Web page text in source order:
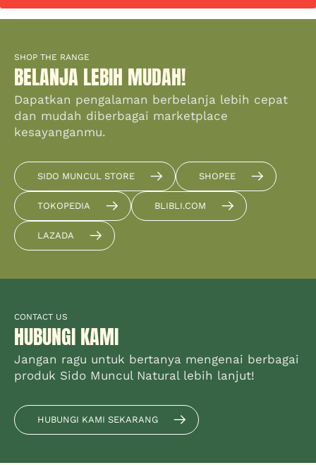
SHOP THE RANGE
BELANJA LEBIH MUDAH!
Dapatkan pengalaman berbelanja lebih cepat
dan mudah diberbagai marketplace
kesayanganmu.
SIDO MUNCUL STORE SHOPEE
TOKOPEDIA BLIBLI.COM
LAZADA
CONTACT US
HUBUNGI KAMI
Jangan ragu untuk bertanya mengenai berbagai
produk Sido Muncul Natural lebih lanjut!
HUBUNGI KAMI SEKARANG